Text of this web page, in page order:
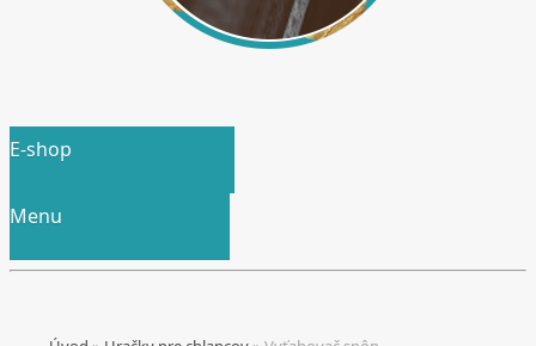
E-shop
Menu